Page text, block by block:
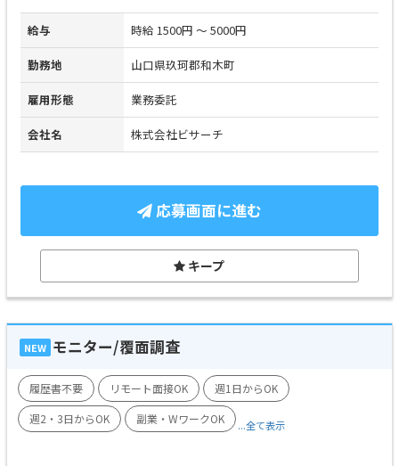
給与 時給 1500円 ～ 5000円
勤務地 山口県玖珂郡和木町
雇用形態 業務委託
会社名 株式会社ビサーチ
応募画面に進む
キープ
NEW モニター/覆面調査
履歴書不要 リモート面接OK
週1日からOK
週2・3日からOK
副業・WワークOK ...全て表示